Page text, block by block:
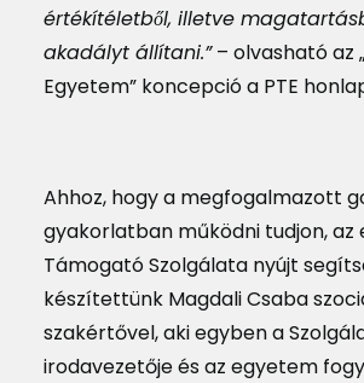
értékítéletből, illetve
akadályt állítani.”– olvasható az
Egyetem” koncepció a PTE
Ahhoz, hogy a megfogalmazott
gyakorlatban működni tudjon, az
Támogató Szolgálata nyújt
készítettünk Magdali Csaba
szakértővel, aki egyben a
irodavezetője és az egyetem